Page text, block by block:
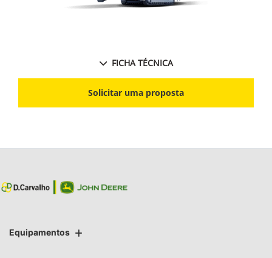
FICHA TÉCNICA
Solicitar uma proposta
Equipamentos